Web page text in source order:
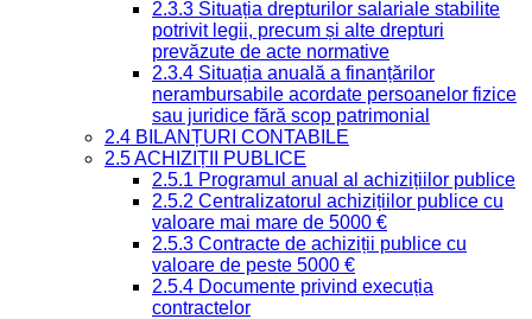
2.3.3 Situația drepturilor salariale stabilite
potrivit legii, precum și alte drepturi
prevăzute de acte normative
2.3.4 Situația anuală a finanțărilor
nerambursabile acordate persoanelor fizice
sau juridice fără scop patrimonial
2.4 BILANȚURI CONTABILE
2.5 ACHIZIȚII PUBLICE
2.5.1 Programul anual al achizițiilor publice
2.5.2 Centralizatorul achizițiilor publice cu
valoare mai mare de 5000 €
2.5.3 Contracte de achiziții publice cu
valoare de peste 5000 €
2.5.4 Documente privind execuția
contractelor